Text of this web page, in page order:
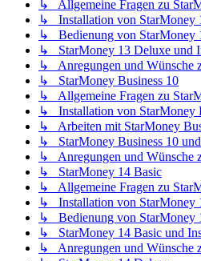
↳ Allgemeine Fragen zu
↳ Installation von StarMoney
↳ Bedienung von StarMoney
↳ StarMoney 13 Deluxe und
↳ Anregungen und Wünsche
↳ StarMoney Business 10
↳ Allgemeine Fragen zu
↳ Installation von StarMoney
↳ Arbeiten mit StarMoney
↳ StarMoney Business 10
↳ Anregungen und Wünsche
↳ StarMoney 14 Basic
↳ Allgemeine Fragen zu
↳ Installation von StarMoney
↳ Bedienung von StarMoney
↳ StarMoney 14 Basic und
↳ Anregungen und Wünsche